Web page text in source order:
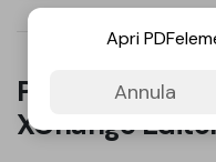
Perché
XChange
Apri
Annula